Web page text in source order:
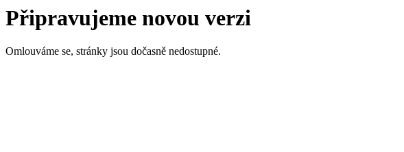
Připravujeme novou verzi
Omlouváme se, stránky jsou dočasně nedostupné.